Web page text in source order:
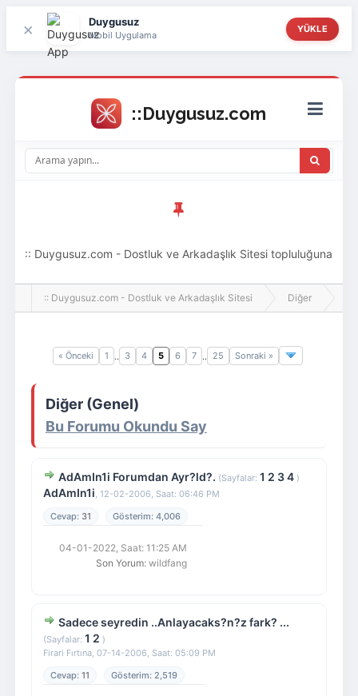
× Duygusuz
Mobil Uygulama
YÜKLE
:: Duygusuz.com - Dostluk ve Arkadaşlık Sitesi topluluğuna
hoş geldin ziyaretçi! Aramıza katılmak istersen kayıt
:: Duygusuz.com - Dostluk ve Arkadaşlık Sitesi Diğer
« Önceki 1 .. 3 4 5 6 7 .. 25 Sonraki »
Bu Forumu Okundu Say
Diğer (Genel)
AdAmIn1i Forumdan Ayr?ld?. (Sayfalar: 1 2 34)
AdAmIn1i, 12-02-2006, Saat: 06:46 PM
31
4,006
04-01-2022, Saat: 11:25 AM
Son Yorum: wildfang
Sadece seyredin ..Anlayacaks?n?z fark? ...
(Sayfalar: 1 2 )
Firari Fırtına, 07-14-2006, Saat: 05:09 PM
11
2,519